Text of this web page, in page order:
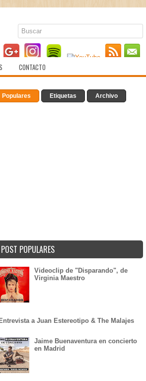
CONTACTO
Populares Etiquetas Archivo
POST POPULARES
Videoclip de "Disparando", de
Virginia Maestro
a Juan Estereotipo & The Malajes
Jaime Buenaventura en concierto
en Madrid